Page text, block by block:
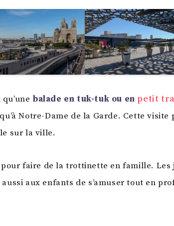
balade en tuk-tuk ou en petit
Notre-Dame de la Garde. Cette visite
sur la ville.
faire de la trottinette en famille. Les
aux enfants de s’amuser tout en